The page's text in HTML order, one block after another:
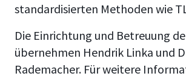
standardisierten Methoden wie
Die Einrichtung und Betreuung
übernehmen Hendrik Linka und
Rademacher. Für weitere